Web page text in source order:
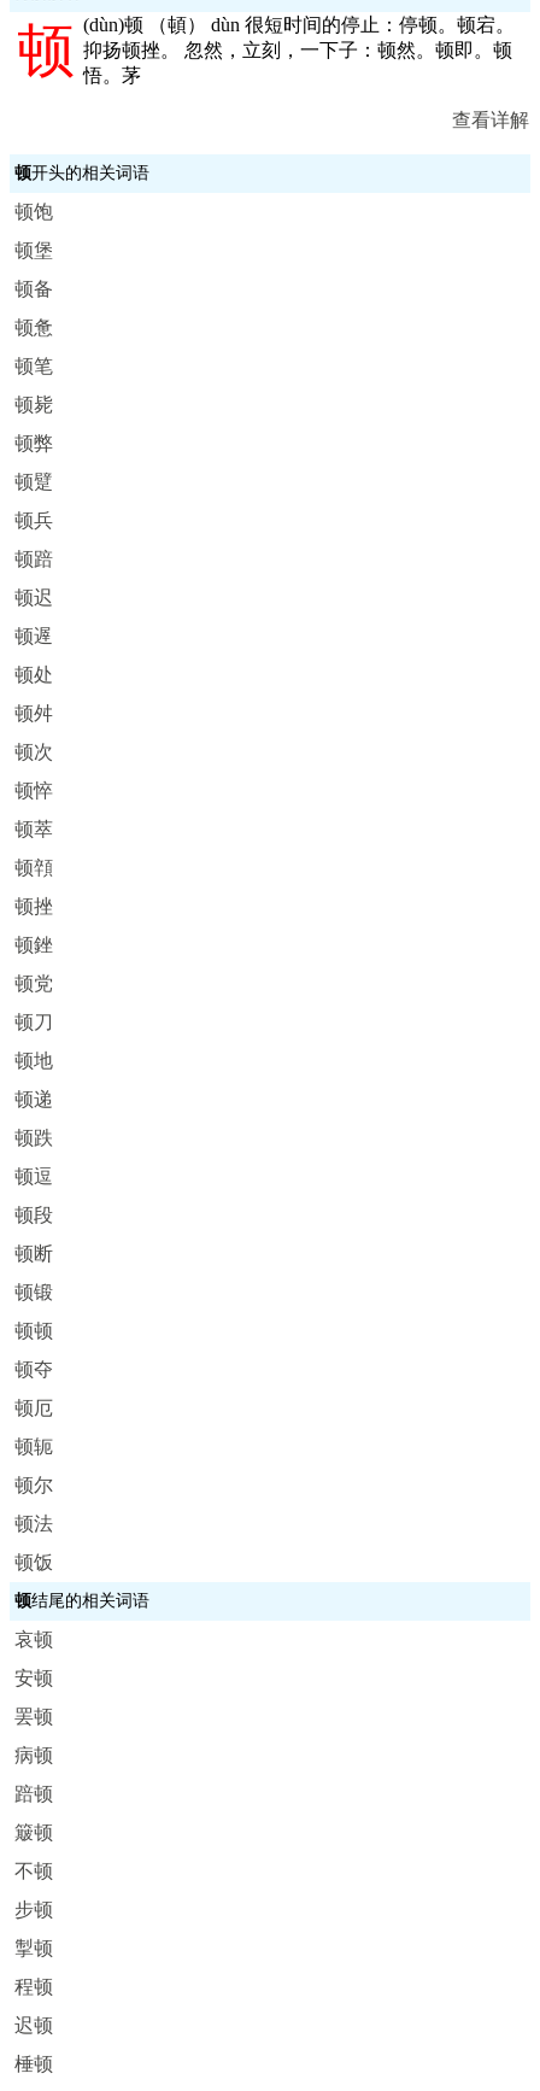
顿 (dùn)顿 （頓） dùn 很短时间的停止：停顿。顿宕。
抑扬顿挫。 忽然，立刻，一下子：顿然。顿即。顿
悟。茅
查看详解
顿开头的相关词语
顿饱
顿堡
顿备
顿惫
顿笔
顿毙
顿弊
顿躄
顿兵
顿踣
顿迟
顿遟
顿处
顿舛
顿次
顿悴
顿萃
顿顇
顿挫
顿銼
顿党
顿刀
顿地
顿递
顿跌
顿逗
顿段
顿断
顿锻
顿顿
顿夺
顿厄
顿轭
顿尔
顿法
顿饭
顿结尾的相关词语
哀顿
安顿
罢顿
病顿
踣顿
簸顿
不顿
步顿
掣顿
程顿
迟顿
棰顿